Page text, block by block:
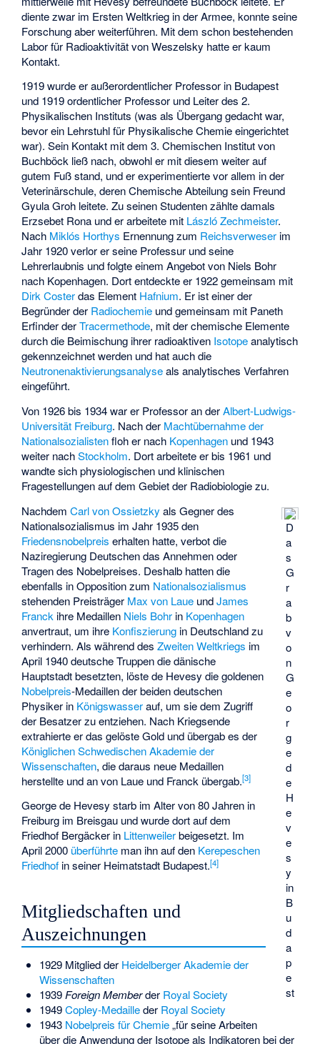
diente zwar im Ersten Weltkrieg in der Armee, konnte seine
Forschung aber weiterführen. Mit dem schon bestehenden
Labor für Radioaktivität von Weszelsky hatte er kaum
Kontakt.
1919 wurde er außerordentlicher Professor in Budapest
und 1919 ordentlicher Professor und Leiter des 2.
Physikalischen Instituts (was als Übergang gedacht war,
bevor ein Lehrstuhl für Physikalische Chemie eingerichtet
war). Sein Kontakt mit dem 3. Chemischen Institut von
Buchböck ließ nach, obwohl er mit diesem weiter auf
gutem Fuß stand, und er experimentierte vor allem in der
Veterinärschule, deren Chemische Abteilung sein Freund
Gyula Groh leitete. Zu seinen Studenten zählte damals
Erzsebet Rona und er arbeitete mit László Zechmeister.
Nach Miklós Horthys Ernennung zum Reichsverweser im
Jahr 1920 verlor er seine Professur und seine
Lehrerlaubnis und folgte einem Angebot von Niels Bohr
nach Kopenhagen. Dort entdeckte er 1922 gemeinsam mit
Dirk Costerdas Element Hafnium. Er ist einer der
Begründer der Radiochemie und gemeinsam mit Paneth
Erfinder derTracermethode, mit der chemische Elemente
durch die Beimischung ihrer radioaktiven Isotopeanalytisch
gekennzeichnet werden und hat auch die
Neutronenaktivierungsanalyseals analytisches Verfahren
eingeführt.
Von 1926 bis 1934 war er Professor an derAlbert-Ludwigs-
Universität Freiburg. Nach der Machtübernahme der
Nationalsozialistenfloh er nach Kopenhagen und 1943
weiter nachStockholm. Dort arbeitete er bis 1961 und
wandte sich physiologischen und klinischen
Fragestellungen auf dem Gebiet der Radiobiologie zu.
D
a
s
G
r
a
b
v
o
n
G
e
o
r
g
e
d
e
H
e
v
e
s
y
in
B
u
d
a
p
e
st
NachdemCarl von Ossietzky als Gegner des
Nationalsozialismus im Jahr 1935 den
Friedensnobelpreis erhalten hatte, verbot die
Naziregierung Deutschen das Annehmen oder
Tragen des Nobelpreises. Deshalb hatten die
ebenfalls in Opposition zum Nationalsozialismus
stehenden Preisträger Max von Laue undJames
Franck ihre Medaillen Niels Bohr in Kopenhagen
anvertraut, um ihre Konfiszierung in Deutschland zu
verhindern. Als während desZweiten Weltkriegs im
April 1940 deutsche Truppen die dänische
Hauptstadt besetzten, löste de Hevesy die goldenen
Nobelpreis-Medaillen der beiden deutschen
Physiker in Königswasserauf, um sie dem Zugriff
der Besatzer zu entziehen. Nach Kriegsende
extrahierte er das gelöste Gold und übergab es der
Königlichen Schwedischen Akademie der
Wissenschaften, die daraus neue Medaillen
herstellte und an von Laue und Franck übergab.[3]
George de Hevesy starb im Alter von 80 Jahren in
Freiburg im Breisgau und wurde dort auf dem
Friedhof Bergäcker in Littenweilerbeigesetzt. Im
April 2000 überführte man ihn auf den Kerepeschen
Friedhof in seiner Heimatstadt Budapest.[4]
Mitgliedschaften und
Auszeichnungen
1929 Mitglied der Heidelberger Akademie der
Wissenschaften
1939 Foreign Memberder Royal Society
1949Copley-Medailleder Royal Society
1943 Nobelpreis für Chemie„für seine Arbeiten
über die Anwendung der Isotope als Indikatoren bei der